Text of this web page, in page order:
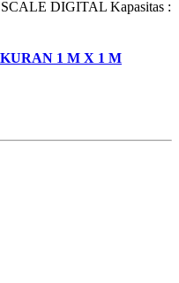
DIGITAL Kapasitas :
1 M X 1 M